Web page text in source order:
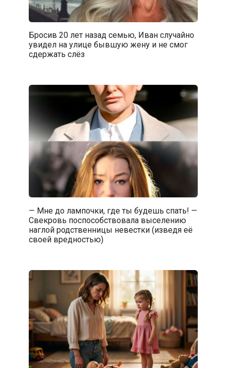
Бросив 20 лет назад семью, Иван случайно
увидел на улице бывшую жену и не смог
сдержать слёз
— Мне до лампочки, где ты будешь спать! —
Свекровь поспособствовала выселению
наглой родственницы невестки (изведя её
своей вредностью)